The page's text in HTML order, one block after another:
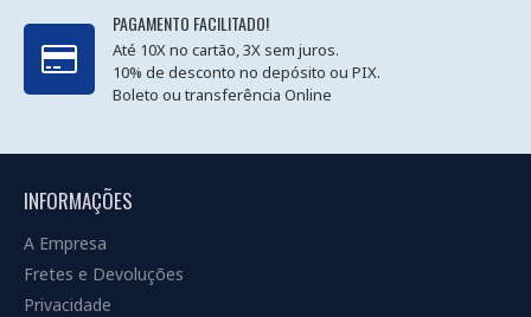
PAGAMENTO FACILITADO!
Até 10X no cartão, 3X sem juros.
10% de desconto no depósito ou PIX.
Boleto ou transferência Online
INFORMAÇÕES
A Empresa
Fretes e Devoluções
Privacidade